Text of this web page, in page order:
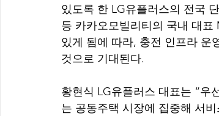
있도록 한 LG유플러스의 전국
등 카카오모빌리티의 국내 대표
있게 됨에 따라, 충전 인프라 운
것으로 기대된다.
황현식 LG유플러스 대표는 “우
는 공동주택 시장에 집중해 서